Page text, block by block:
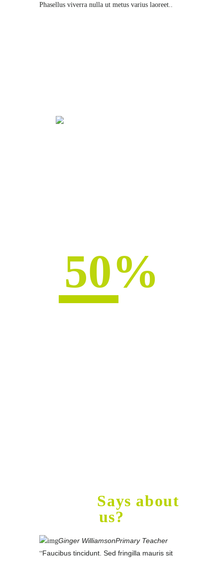
Phasellus viverra nulla ut metus varius laoreet..
50%
Says about
us?
Ginger WilliamsonPrimary Teacher
Faucibus tincidunt. Sed fringilla mauris sit